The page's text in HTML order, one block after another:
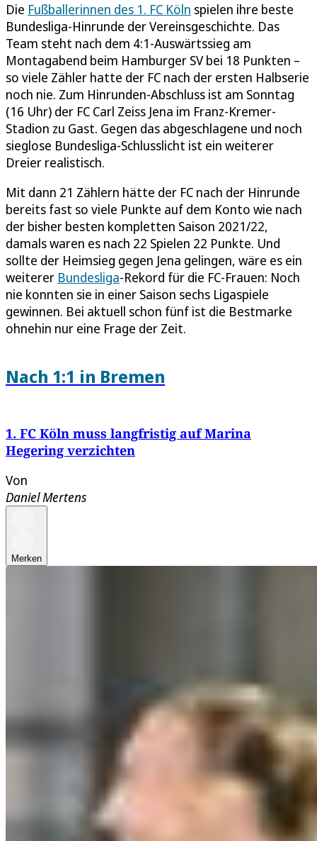
Die Fußballerinnen des 1. FC Köln spielen ihre beste
Bundesliga-Hinrunde der Vereinsgeschichte. Das
Team steht nach dem 4:1-Auswärtssieg am
Montagabend beim Hamburger SV bei 18 Punkten –
so viele Zähler hatte der FC nach der ersten Halbserie
noch nie. Zum Hinrunden-Abschluss ist am Sonntag
(16 Uhr) der FC Carl Zeiss Jena im Franz-Kremer-
Stadion zu Gast. Gegen das abgeschlagene und noch
sieglose Bundesliga-Schlusslicht ist ein weiterer
Dreier realistisch.
Mit dann 21 Zählern hätte der FC nach der Hinrunde
bereits fast so viele Punkte auf dem Konto wie nach
der bisher besten kompletten Saison 2021/22,
damals waren es nach 22 Spielen 22 Punkte. Und
sollte der Heimsieg gegen Jena gelingen, wäre es ein
weiterer Bundesliga-Rekord für die FC-Frauen: Noch
nie konnten sie in einer Saison sechs Ligaspiele
gewinnen. Bei aktuell schon fünf ist die Bestmarke
ohnehin nur eine Frage der Zeit.
Nach 1:1 in Bremen
1. FC Köln muss langfristig auf Marina
Hegering verzichten
Von
Daniel Mertens
Merken